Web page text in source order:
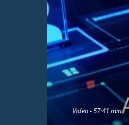
Video - 57:41 min